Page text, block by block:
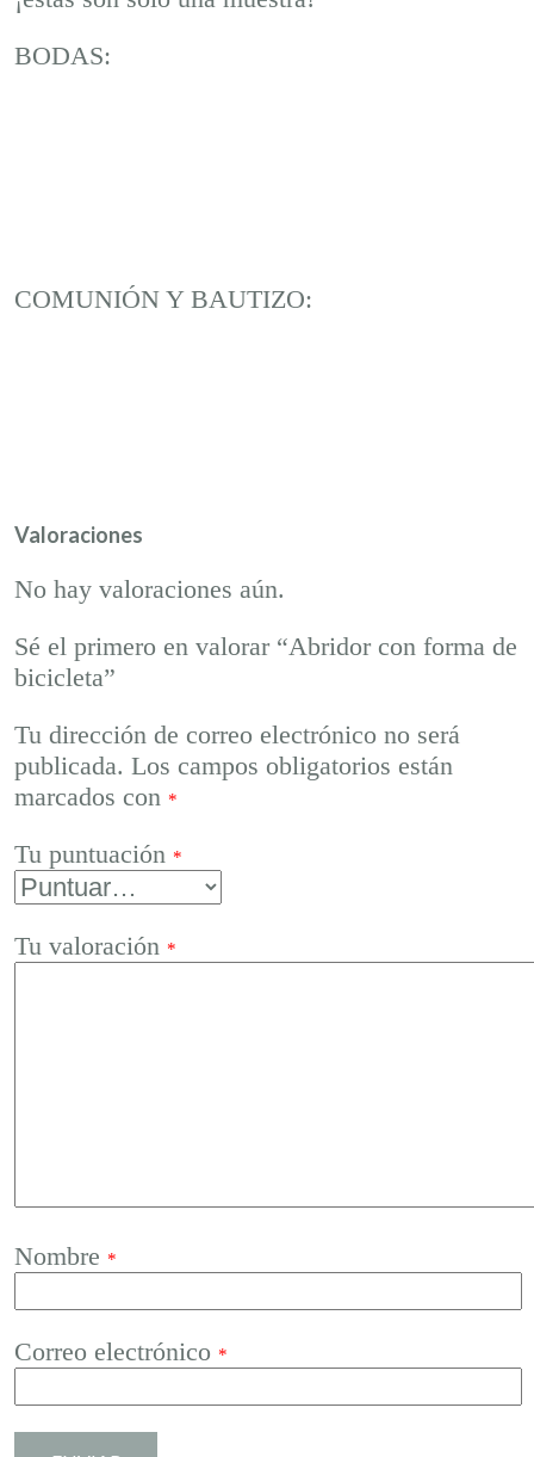
BODAS:
COMUNIÓN Y BAUTIZO:
Valoraciones
No hay valoraciones aún.
Sé el primero en valorar “Abridor con forma de
bicicleta”
Tu dirección de correo electrónico no será
publicada. Los campos obligatorios están
marcados con *
Tu puntuación *
Tu valoración *
Nombre *
Correo electrónico *